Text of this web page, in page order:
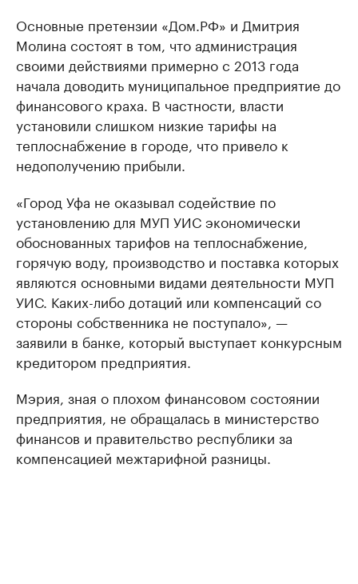
Основные претензии «Дом.РФ» и Дмитрия
Молина состоят в том, что администрация
своими действиями примерно с 2013 года
начала доводить муниципальное предприятие до
финансового краха. В частности, власти
установили слишком низкие тарифы на
теплоснабжение в городе, что привело к
недополучению прибыли.
«Город Уфа не оказывал содействие по
установлению для МУП УИС экономически
обоснованных тарифов на теплоснабжение,
горячую воду, производство и поставка которых
являются основными видами деятельности МУП
УИС. Каких-либо дотаций или компенсаций со
стороны собственника не поступало», —
заявили в банке, который выступает конкурсным
кредитором предприятия.
Мэрия, зная о плохом финансовом состоянии
предприятия, не обращалась в министерство
финансов и правительство республики за
компенсацией межтарифной разницы.